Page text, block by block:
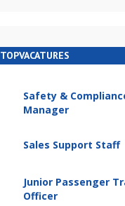
TOPVACATURES
Safety &
Manager
Sales Support Staff
Junior Passenger
Officer